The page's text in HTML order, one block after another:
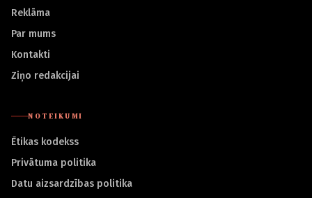
Reklāma
Par mums
Kontakti
Ziņo redakcijai
NOTEIKUMI
Ētikas kodekss
Privātuma politika
Datu aizsardzības politika